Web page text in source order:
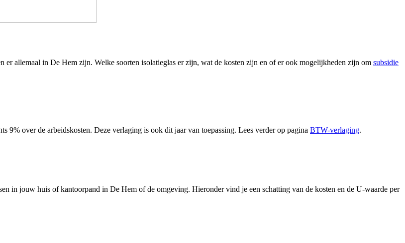
allemaal in De Hem zijn. Welke soorten isolatieglas er zijn, wat de kosten zijn en of er ook mogelijkheden zijn om subsidie
9% over de arbeidskosten. Deze verlaging is ook dit jaar van toepassing. Lees verder op pagina BTW-verlaging.
in jouw huis of kantoorpand in De Hem of de omgeving. Hieronder vind je een schatting van de kosten en de U-waarde per